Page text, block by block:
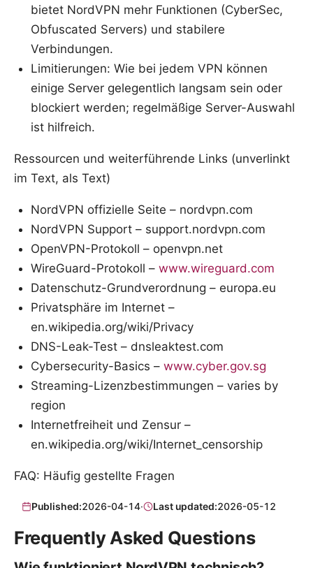
bietet NordVPN mehr Funktionen (CyberSec,
Obfuscated Servers) und stabilere
Verbindungen.
Limitierungen: Wie bei jedem VPN können
einige Server gelegentlich langsam sein oder
blockiert werden; regelmäßige Server-Auswahl
ist hilfreich.
Ressourcen und weiterführende Links (unverlinkt
im Text, als Text)
NordVPN offizielle Seite – nordvpn.com
NordVPN Support – support.nordvpn.com
OpenVPN-Protokoll – openvpn.net
WireGuard-Protokoll – www.wireguard.com
Datenschutz-Grundverordnung – europa.eu
Privatsphäre im Internet –
en.wikipedia.org/wiki/Privacy
DNS-Leak-Test – dnsleaktest.com
Cybersecurity-Basics – www.cyber.gov.sg
Streaming-Lizenzbestimmungen – varies by
region
Internetfreiheit und Zensur –
en.wikipedia.org/wiki/Internet_censorship
FAQ: Häufig gestellte Fragen
Published:2026-04-14· Last updated:2026-05-12
Frequently Asked Questions